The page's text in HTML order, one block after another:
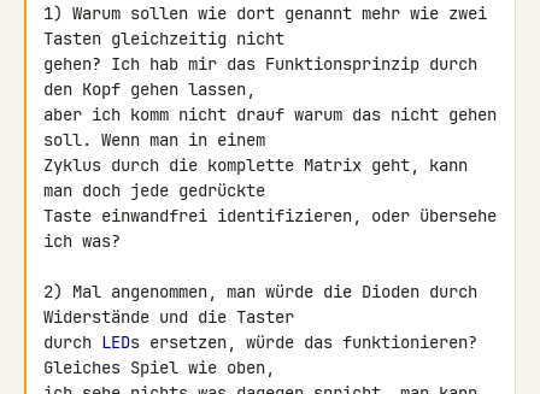
1) Warum sollen wie dort genannt mehr wie zwei
Tasten gleichzeitig nicht
gehen? Ich hab mir das Funktionsprinzip durch
den Kopf gehen lassen,
aber ich komm nicht drauf warum das nicht gehen
soll. Wenn man in einem
Zyklus durch die komplette Matrix geht, kann
man doch jede gedrückte
Taste einwandfrei identifizieren, oder übersehe
ich was?
2) Mal angenommen, man würde die Dioden durch
Widerstände und die Taster
durch LEDs ersetzen, würde das funktionieren?
Gleiches Spiel wie oben,